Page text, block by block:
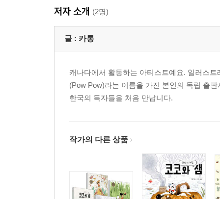
저자 소개 (2명)
글 : 카통
캐나다에서 활동하는 아티스트예요. 일러스
(Pow Pow)라는 이름을 가진 본인의 독립 출
한국의 독자들을 처음 만납니다.
작가의 다른 상품